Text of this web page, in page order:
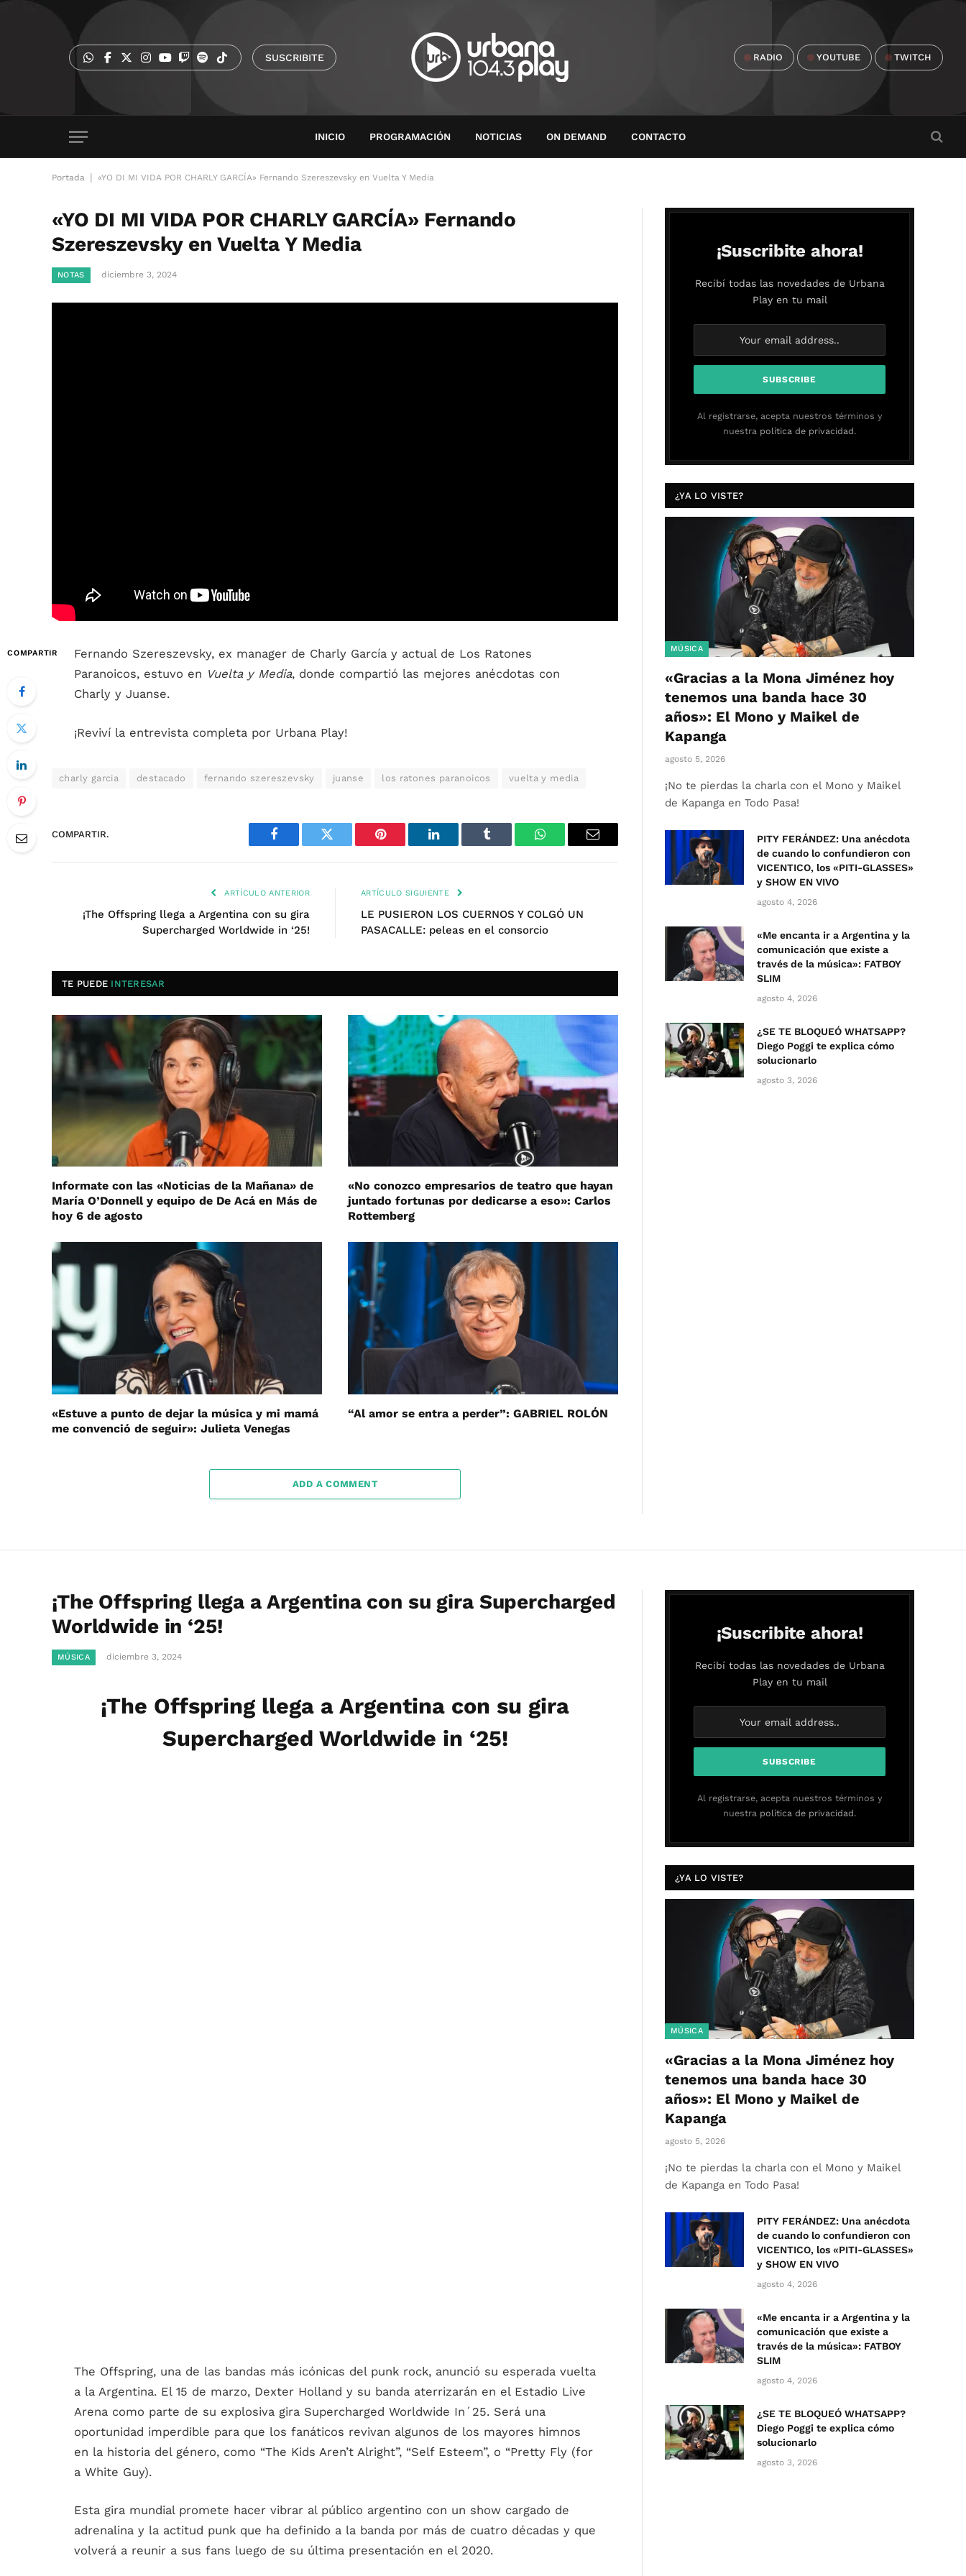
SUSCRIBITE RADIO YOUTUBE TWITCH
INICIO PROGRAMACIÓN NOTICIAS ON DEMAND CONTACTO
Portada «YO DI MI VIDA POR CHARLY GARCÍA» Fernando Szereszevsky en Vuelta Y Media
«YO DI MI VIDA POR CHARLY GARCÍA» Fernando
Szereszevsky en Vuelta Y Media
NOTAS diciembre 3, 2024
COMPARTIR
Fernando Szereszevsky, ex manager de Charly García y actual de Los Ratones
Paranoicos, estuvo en Vuelta y Media, donde compartió las mejores anécdotas con
Charly y Juanse.
¡Reviví la entrevista completa por Urbana Play!
charly garcia destacado fernando szereszevsky juanse los ratones paranoicos vuelta y media
COMPARTIR.
Facebook Twitter Pinterest LinkedIn Tumblr WhatsAppEmail
ARTÍCULO ANTERIOR
¡The Offspring llega a Argentina con su gira
Supercharged Worldwide in ‘25!
ARTÍCULO SIGUIENTE
LE PUSIERON LOS CUERNOS Y COLGÓ UN
PASACALLE: peleas en el consorcio
TE PUEDE INTERESAR
Informate con las «Noticias de la Mañana» de
María O’Donnell y equipo de De Acá en Más de
hoy 6 de agosto
«No conozco empresarios de teatro que hayan
juntado fortunas por dedicarse a eso»: Carlos
Rottemberg
«Estuve a punto de dejar la música y mi mamá
me convenció de seguir»: Julieta Venegas
“Al amor se entra a perder”: GABRIEL ROLÓN
ADD A COMMENT
¡Suscribite ahora!
Recibí todas las novedades de Urbana
Play en tu mail
Al registrarse, acepta nuestros términos y
nuestra política de privacidad.
¿YA LO VISTE?
MÚSICA
«Gracias a la Mona Jiménez hoy
tenemos una banda hace 30
años»: El Mono y Maikel de
Kapanga
agosto 5, 2026
¡No te pierdas la charla con el Mono y Maikel
de Kapanga en Todo Pasa!
PITY FERÁNDEZ: Una anécdota
de cuando lo confundieron con
VICENTICO, los «PITI-GLASSES»
y SHOW EN VIVO
agosto 4, 2026
«Me encanta ir a Argentina y la
comunicación que existe a
través de la música»: FATBOY
SLIM
agosto 4, 2026
¿SE TE BLOQUEÓ WHATSAPP?
Diego Poggi te explica cómo
solucionarlo
agosto 3, 2026
¡The Offspring llega a Argentina con su gira Supercharged
Worldwide in ‘25!
MÚSICA diciembre 3, 2024
¡The Offspring llega a Argentina con su gira
Supercharged Worldwide in ‘25!
The Offspring, una de las bandas más icónicas del punk rock, anunció su esperada vuelta
a la Argentina. El 15 de marzo, Dexter Holland y su banda aterrizarán en el Estadio Live
Arena como parte de su explosiva gira Supercharged Worldwide In´25. Será una
oportunidad imperdible para que los fanáticos revivan algunos de los mayores himnos
en la historia del género, como “The Kids Aren’t Alright”, “Self Esteem”, o “Pretty Fly (for
a White Guy).
Esta gira mundial promete hacer vibrar al público argentino con un show cargado de
adrenalina y la actitud punk que ha definido a la banda por más de cuatro décadas y que
volverá a reunir a sus fans luego de su última presentación en el 2020.
¡Suscribite ahora!
Recibí todas las novedades de Urbana
Play en tu mail
Al registrarse, acepta nuestros términos y
nuestra política de privacidad.
¿YA LO VISTE?
MÚSICA
«Gracias a la Mona Jiménez hoy
tenemos una banda hace 30
años»: El Mono y Maikel de
Kapanga
agosto 5, 2026
¡No te pierdas la charla con el Mono y Maikel
de Kapanga en Todo Pasa!
PITY FERÁNDEZ: Una anécdota
de cuando lo confundieron con
VICENTICO, los «PITI-GLASSES»
y SHOW EN VIVO
agosto 4, 2026
«Me encanta ir a Argentina y la
comunicación que existe a
través de la música»: FATBOY
SLIM
agosto 4, 2026
¿SE TE BLOQUEÓ WHATSAPP?
Diego Poggi te explica cómo
solucionarlo
agosto 3, 2026